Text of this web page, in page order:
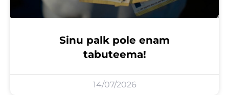
Sinu palk pole enam
tabuteema!
14/07/2026